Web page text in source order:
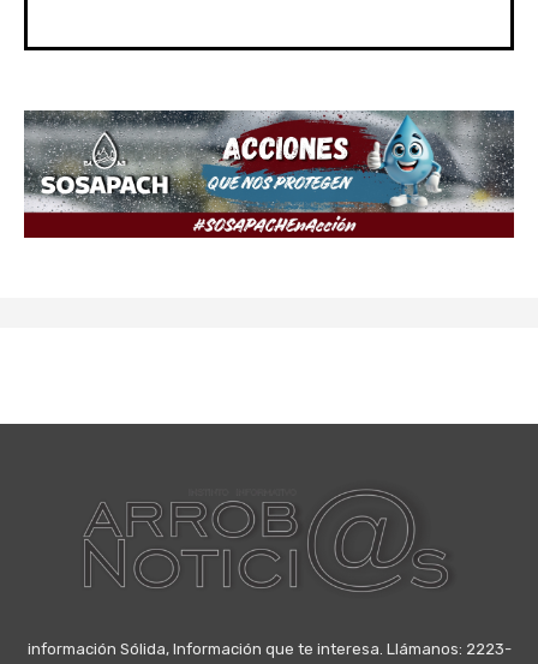
información Sólida, Información que te interesa. Llámanos: 2223-